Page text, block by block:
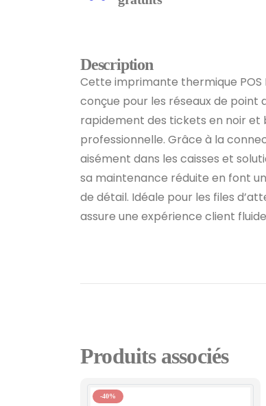
Description
Cette imprimante thermique POS
conçue pour les réseaux de point
rapidement des tickets en noir et
professionnelle. Grâce à la
aisément dans les caisses et
sa maintenance réduite en font
de détail. Idéale pour les files
assure une expérience client
Produits associés
-40%